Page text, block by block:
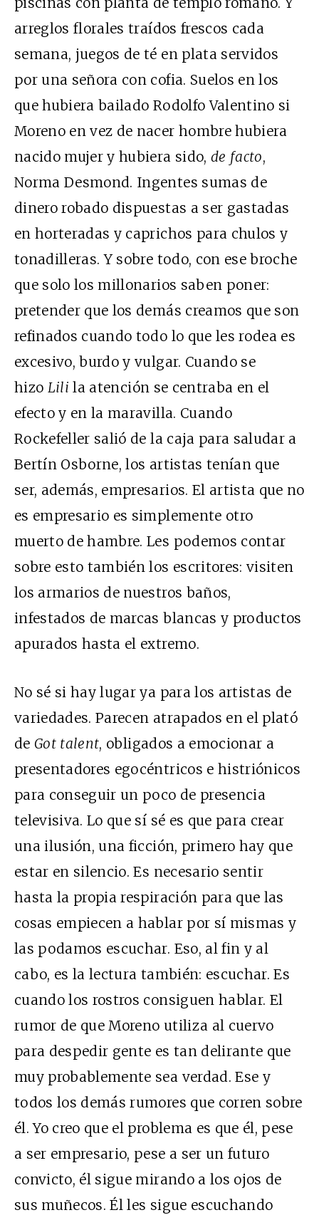
arreglos florales traídos frescos cada
semana, juegos de té en plata servidos
por una señora con cofia. Suelos en los
que hubiera bailado Rodolfo Valentino si
Moreno en vez de nacer hombre hubiera
nacido mujer y hubiera sido, de facto,
Norma Desmond. Ingentes sumas de
dinero robado dispuestas a ser gastadas
en horteradas y caprichos para chulos y
tonadilleras. Y sobre todo, con ese broche
que solo los millonarios saben poner:
pretender que los demás creamos que son
refinados cuando todo lo que les rodea es
excesivo, burdo y vulgar. Cuando se
hizo Lili la atención se centraba en el
efecto y en la maravilla. Cuando
Rockefeller salió de la caja para saludar a
Bertín Osborne, los artistas tenían que
ser, además, empresarios. El artista que no
es empresario es simplemente otro
muerto de hambre. Les podemos contar
sobre esto también los escritores: visiten
los armarios de nuestros baños,
infestados de marcas blancas y productos
apurados hasta el extremo.
No sé si hay lugar ya para los artistas de
variedades. Parecen atrapados en el plató
de Got talent, obligados a emocionar a
presentadores egocéntricos e histriónicos
para conseguir un poco de presencia
televisiva. Lo que sí sé es que para crear
una ilusión, una ficción, primero hay que
estar en silencio. Es necesario sentir
hasta la propia respiración para que las
cosas empiecen a hablar por sí mismas y
las podamos escuchar. Eso, al fin y al
cabo, es la lectura también: escuchar. Es
cuando los rostros consiguen hablar. El
rumor de que Moreno utiliza al cuervo
para despedir gente es tan delirante que
muy probablemente sea verdad. Ese y
todos los demás rumores que corren sobre
él. Yo creo que el problema es que él, pese
a ser empresario, pese a ser un futuro
convicto, él sigue mirando a los ojos de
sus muñecos. Él les sigue escuchando